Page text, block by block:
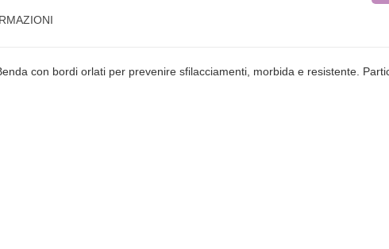
con bordi orlati per prevenire sfilacciamenti, morbida e resistente.